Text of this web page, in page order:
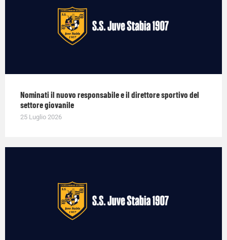
Nominati il nuovo responsabile e il direttore sportivo del
settore giovanile
25 Luglio 2026